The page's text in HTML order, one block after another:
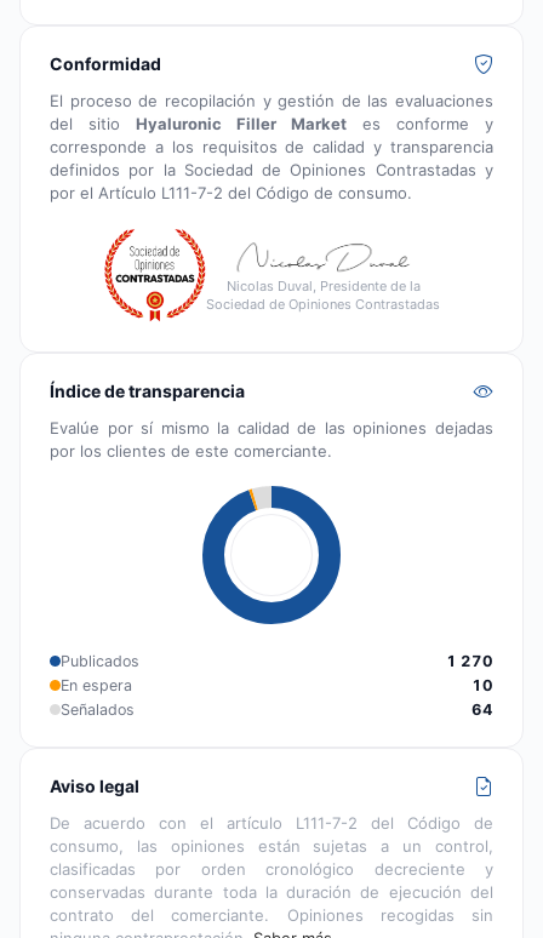
Conformidad
El proceso de recopilación y gestión de las evaluaciones
del sitio Hyaluronic Filler Market es conforme y
corresponde a los requisitos de calidad y transparencia
definidos por la Sociedad de Opiniones Contrastadas y
por el Artículo L111-7-2 del Código de consumo.
Nicolas Duval, Presidente de la
Sociedad de Opiniones Contrastadas
Índice de transparencia
Evalúe por sí mismo la calidad de las opiniones dejadas
por los clientes de este comerciante.
Publicados
1 270
En espera
10
Señalados
64
Aviso legal
De acuerdo con el artículo L111-7-2 del Código de
consumo, las opiniones están sujetas a un control,
clasificadas por orden cronológico decreciente y
conservadas durante toda la duración de ejecución del
contrato del comerciante. Opiniones recogidas sin